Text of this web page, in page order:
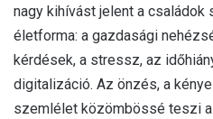
nagy kihívást jelent a családok
életforma: a gazdasági
kérdések, a stressz, az
digitalizáció. Az önzés, a
szemlélet közömbössé teszi